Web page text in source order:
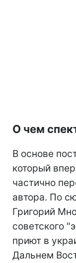
О чем
В основе
который
частично
автора. По
Григорий
советского
приют в
Дальнем